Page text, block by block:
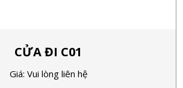
CỬA ĐI C01
Giá: Vui lòng liên hệ